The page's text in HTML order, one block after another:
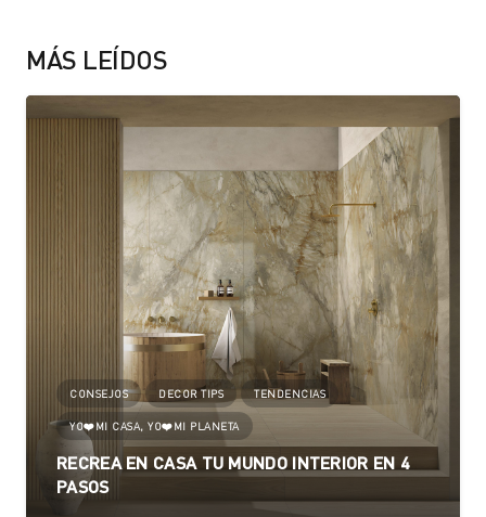
MÁS LEÍDOS
CONSEJOS DECOR TIPS TENDENCIAS
YO❤️MI CASA, YO❤️MI PLANETA
RECREA EN CASA TU MUNDO INTERIOR EN 4
PASOS